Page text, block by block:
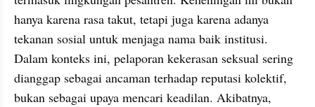
hanya karena rasa takut, tetapi juga karena adanya
tekanan sosial untuk menjaga nama baik institusi.
Dalam konteks ini, pelaporan kekerasan seksual sering
dianggap sebagai ancaman terhadap reputasi kolektif,
bukan sebagai upaya mencari keadilan. Akibatnya,